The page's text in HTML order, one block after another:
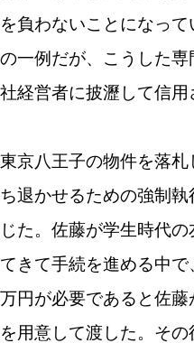
を負わないことになっ
の一例だが、こうした
社経営者に披瀝して信用
東京八王子の物件を落
ち退かせるための強制
じた。佐藤が学生時代
てきて手続を進める中
万円が必要であると佐
を用意して渡した。そ